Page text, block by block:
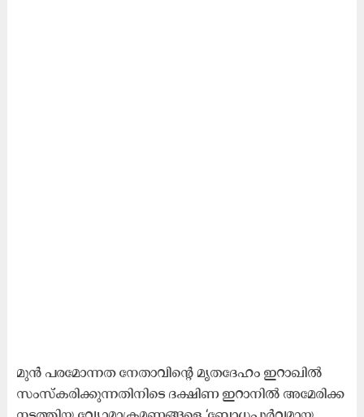
മുൻ പരമോന്നത നേതാവിന്റെ മൃതദേഹം ഇറാഖിൽ
സംസ്കരിക്കുന്നതിനിടെ ദക്ഷിണ ഇറാനിൽ അമേരിക്ക